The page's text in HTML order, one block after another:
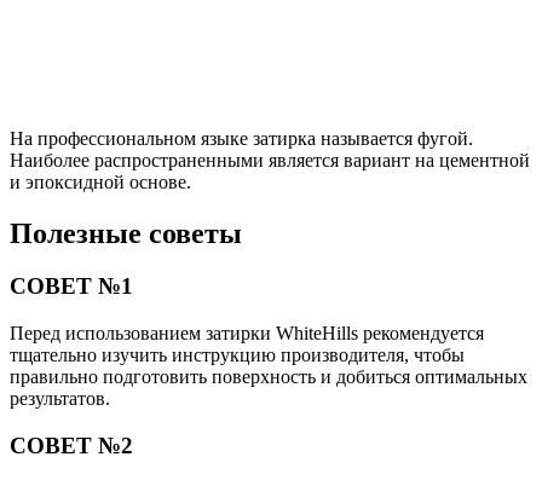
На профессиональном языке затирка называется фугой.
Наиболее распространенными является вариант на цементной
и эпоксидной основе.
Полезные советы
СОВЕТ №1
Перед использованием затирки WhiteHills рекомендуется
тщательно изучить инструкцию производителя, чтобы
правильно подготовить поверхность и добиться оптимальных
результатов.
СОВЕТ №2